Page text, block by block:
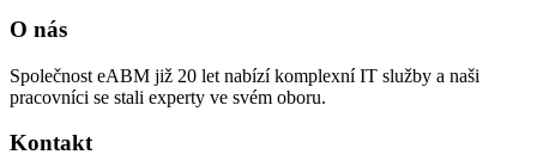
O nás
Společnost eABM již 20 let nabízí komplexní IT služby a naši
pracovníci se stali experty ve svém oboru.
Kontakt